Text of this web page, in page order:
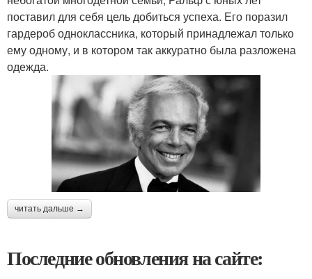
поставил для себя цель добиться успеха. Его поразил
гардероб одноклассника, который принадлежал только
ему одному, и в котором так аккуратно была разложена
одежда.
читать дальше →
Последние обновления на сайте: